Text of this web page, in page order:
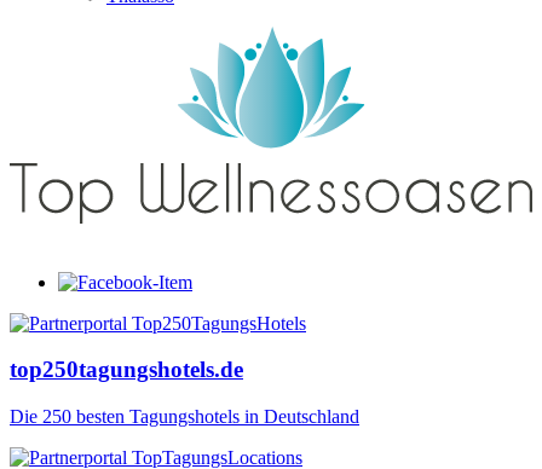
top250tagungshotels.de
Die 250 besten Tagungshotels in Deutschland